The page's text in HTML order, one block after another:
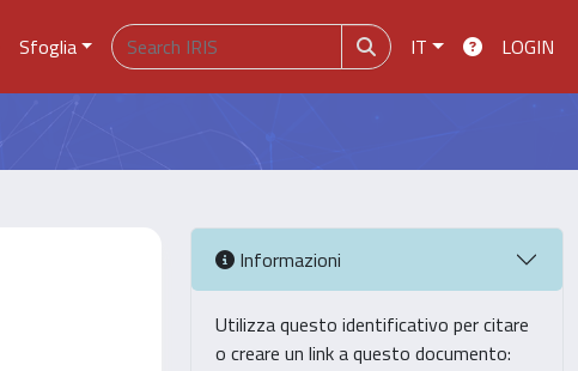
Sfoglia IT LOGIN
Informazioni
Utilizza questo identificativo per citare
o creare un link a questo documento: